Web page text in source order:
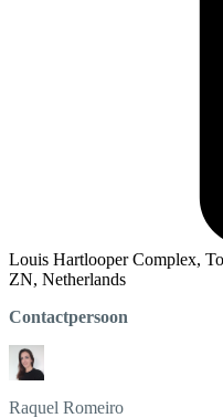
Louis Hartlooper Complex,
ZN, Netherlands
Contactpersoon
Raquel Romeiro